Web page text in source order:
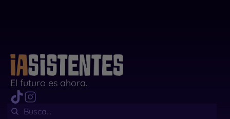
El futuro es ahora.